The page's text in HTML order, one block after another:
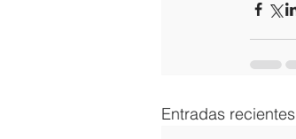
Entradas recientes